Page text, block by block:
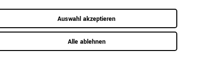
Auswahl akzeptieren
Alle ablehnen